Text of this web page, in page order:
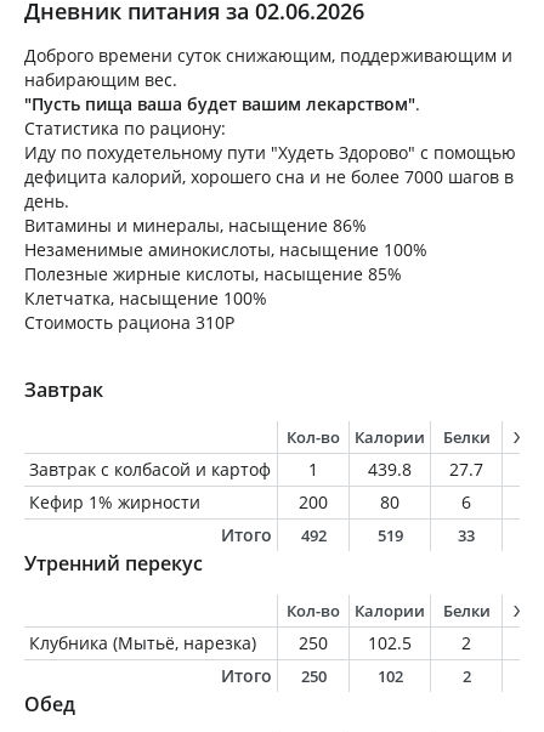
Дневник питания за 02.06.2026
Доброго времени суток снижающим, поддерживающим и
набирающим вес.
"Пусть пища ваша будет вашим лекарством".
Статистика по рациону:
Иду по похудетельному пути "Худеть Здорово" с помощью
дефицита калорий, хорошего сна и не более 7000 шагов в
день.
Витамины и минералы, насыщение 86%
Незаменимые аминокислоты, насыщение 100%
Полезные жирные кислоты, насыщение 85%
Клетчатка, насыщение 100%
Стоимость рациона 310Р
Завтрак
Кол-во Калории Белки
Завтрак с колбасой и картоф 1 439.8 27.7
Кефир 1% жирности
200 80 6
Итого
492 519 33
Утренний перекус
Кол-во Калории Белки
Клубника (Мытьё, нарезка) 250 102.5 2
Итого
250 102 2
Обед